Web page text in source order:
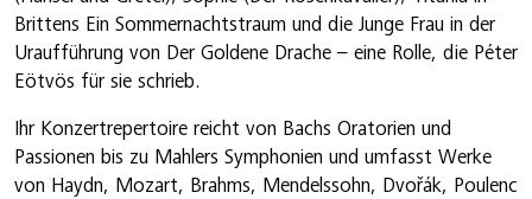
Brittens Ein Sommernachtstraum und die Junge Frau in der
Uraufführung von Der Goldene Drache – eine Rolle, die Péter
Eötvös für sie schrieb.
Ihr Konzertrepertoire reicht von Bachs Oratorien und
Passionen bis zu Mahlers Symphonien und umfasst Werke
von Haydn, Mozart, Brahms, Mendelssohn, Dvořák, Poulenc